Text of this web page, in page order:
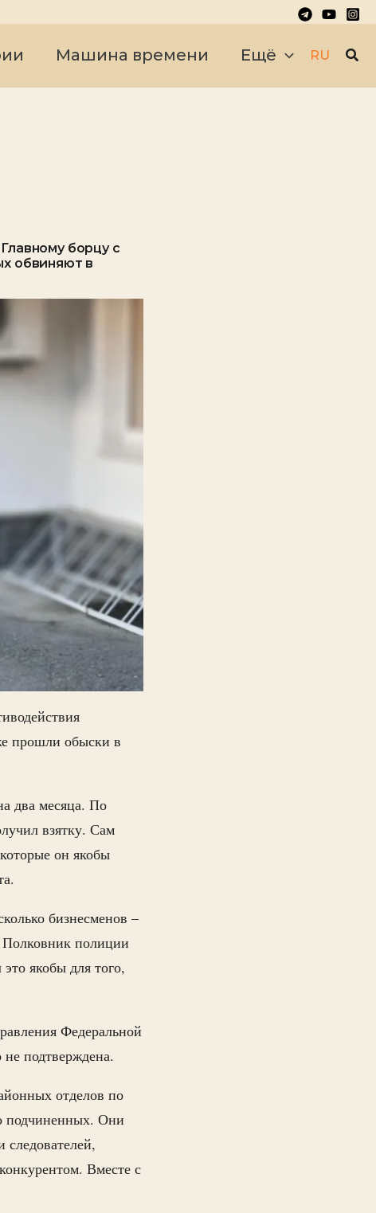
Машина времени Ещё RU
борцу с
обвиняют в
прошли обыски в
два месяца. По
взятку. Сам
он якобы
бизнесменов –
полиции
якобы для того,
Федеральной
подтверждена.
отделов по
подчиненных. Они
Вместе с